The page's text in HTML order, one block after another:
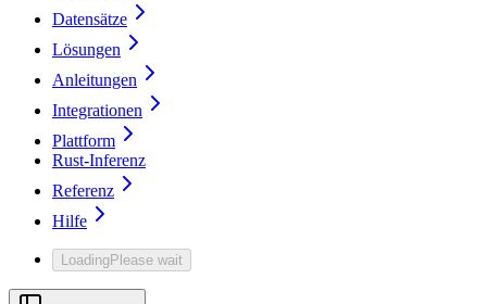
Datensätze
Lösungen
Anleitungen
Integrationen
Plattform
Rust-Inferenz
Referenz
Hilfe
LoadingPlease wait